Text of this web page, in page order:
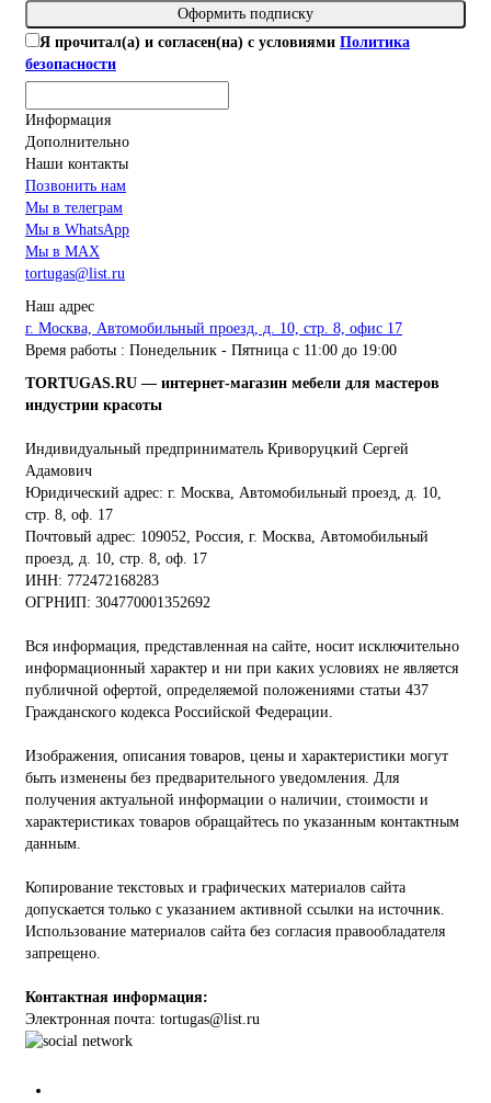
Оформить подписку
Я прочитал(а) и согласен(на) с условиями Политика
безопасности
Информация
Дополнительно
Наши контакты
Позвонить нам
Мы в телеграм
Мы в WhatsApp
Мы в MAX
tortugas@list.ru
Наш адрес
г. Москва, Автомобильный проезд, д. 10, стр. 8, офис 17
Время работы : Понедельник - Пятница с 11:00 до 19:00
TORTUGAS.RU — интернет-магазин мебели для мастеров
индустрии красоты
Индивидуальный предприниматель Криворуцкий Сергей
Адамович
Юридический адрес: г. Москва, Автомобильный проезд, д. 10,
стр. 8, оф. 17
Почтовый адрес: 109052, Россия, г. Москва, Автомобильный
проезд, д. 10, стр. 8, оф. 17
ИНН: 772472168283
ОГРНИП: 304770001352692
Вся информация, представленная на сайте, носит исключительно
информационный характер и ни при каких условиях не является
публичной офертой, определяемой положениями статьи 437
Гражданского кодекса Российской Федерации.
Изображения, описания товаров, цены и характеристики могут
быть изменены без предварительного уведомления. Для
получения актуальной информации о наличии, стоимости и
характеристиках товаров обращайтесь по указанным контактным
данным.
Копирование текстовых и графических материалов сайта
допускается только с указанием активной ссылки на источник.
Использование материалов сайта без согласия правообладателя
запрещено.
Контактная информация:
Электронная почта: tortugas@list.ru